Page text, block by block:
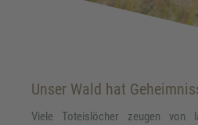
Unser Wald hat
Viele Toteislöcher zeugen von